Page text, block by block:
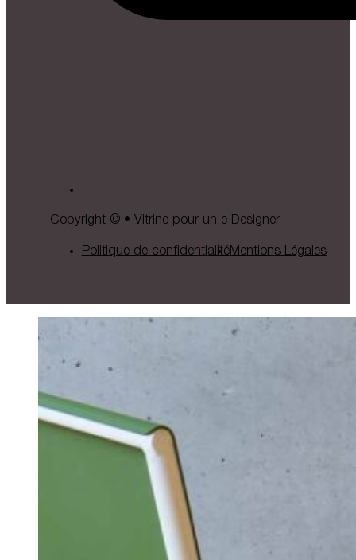
Copyright © • Vitrine pour un.e Designer
Politique de confidentialitéMentions Légales